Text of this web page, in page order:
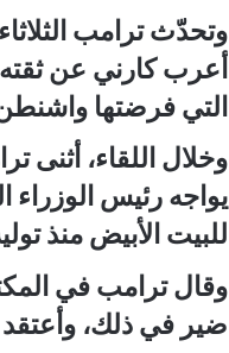
وتحدّث ترامب
أعرب كارني عن
التي فرضتها
وخلال اللقاء،
يواجه رئيس الوزراء
للبيت الأبيض منذ
وقال ترامب في
ضير في ذلك، وأعتقد